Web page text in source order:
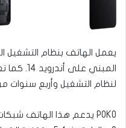
المبني
لنظام التشغيل وأربع سنوات من